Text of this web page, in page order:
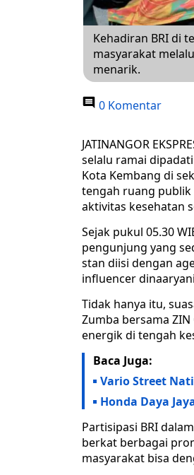
Kehadiran BRI di
masyarakat
menarik.
0 Komentar
JATINANGOR
selalu ramai
Kota Kembang di
tengah ruang
aktivitas kesehatan
Sejak pukul 05.30
pengunjung yang
stan diisi dengan
influencer
Tidak hanya itu,
Zumba bersama
energik di tengah
Baca Juga:
Vario Street
Honda Daya
​Partisipasi BRI
berkat berbagai
masyarakat bisa